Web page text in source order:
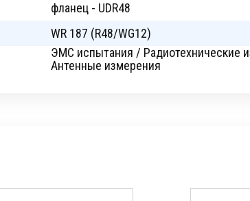
фланец - UDR48
WR 187 (R48/WG12)
ЭМС испытания / Радиотехнические
Антенные измерения